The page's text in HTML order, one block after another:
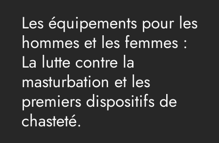
Les équipements pour les
hommes et les femmes :
La lutte contre la
masturbation et les
premiers dispositifs de
chasteté.